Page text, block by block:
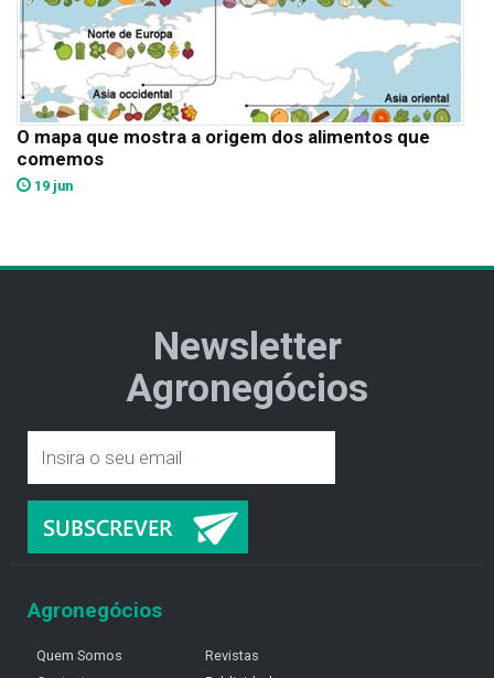
O mapa que mostra a origem dos alimentos que
comemos
19 jun
Newsletter
Agronegócios
Agronegócios
Quem Somos
Revistas